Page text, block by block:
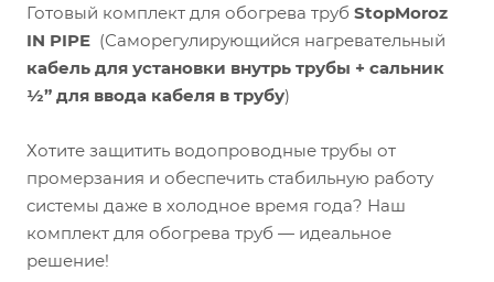
Готовый комплект для обогрева труб StopMoroz
IN PIPE (Саморегулирующийся нагревательный
кабель для установки внутрь трубы + сальник
½” для ввода кабеля в трубу)
Хотите защитить водопроводные трубы от
промерзания и обеспечить стабильную работу
системы даже в холодное время года? Наш
комплект для обогрева труб — идеальное
решение!